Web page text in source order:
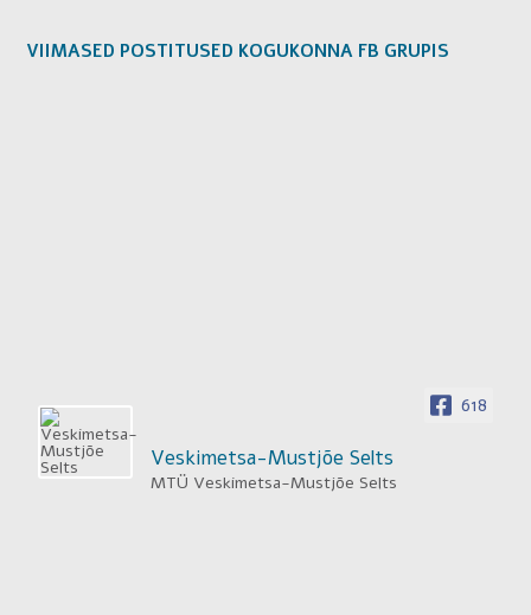
VIIMASED POSTITUSED KOGUKONNA FB GRUPIS
618
Veskimetsa-Mustjõe Selts
MTÜ Veskimetsa-Mustjõe Selts